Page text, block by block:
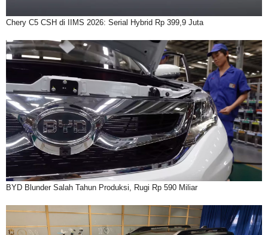
Chery C5 CSH di IIMS 2026: Serial Hybrid Rp 399,9 Juta
BYD Blunder Salah Tahun Produksi, Rugi Rp 590 Miliar